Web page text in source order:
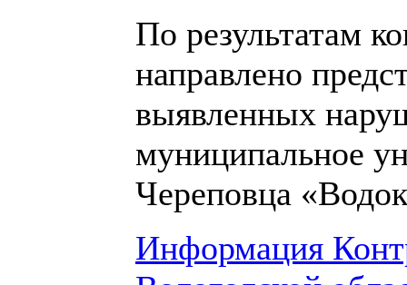
По результатам
направлено
выявленных
муниципальное
Череповца
Информация